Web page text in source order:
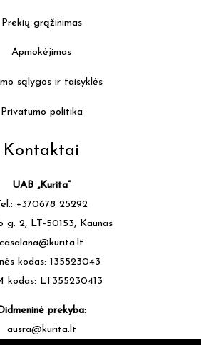
Prekių grąžinimas
Apmokėjimas
sąlygos ir taisyklės
Privatumo politika
Kontaktai
UAB „Kurita”
Tel.: +370678 25292
g. 2, LT-50153, Kaunas
casalana@kurita.lt
kodas: 135523043
kodas: LT355230413
prekyba:
ausra@kurita.lt